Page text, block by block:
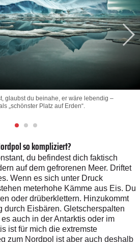
glaubst du beinahe, er wäre lebendig –
„schönster Platz auf Erden“.
so kompliziert?
du befindest dich faktisch
auf dem gefrorenen Meer. Driftet
Wenn es sich unter Druck
meterhohe Kämme aus Eis. Du
oder drüberklettern. Hinzukommt
durch Eisbären. Gletscherspalten
auch in der Antarktis oder im
ist für mich die extremste
zum Nordpol ist aber auch deshalb